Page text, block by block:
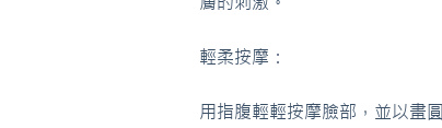
輕柔按摩：
用指腹輕輕按摩臉部，並以畫